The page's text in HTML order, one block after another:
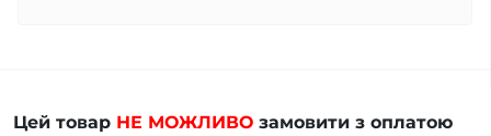
Цей товар НЕ МОЖЛИВО замовити з оплатою